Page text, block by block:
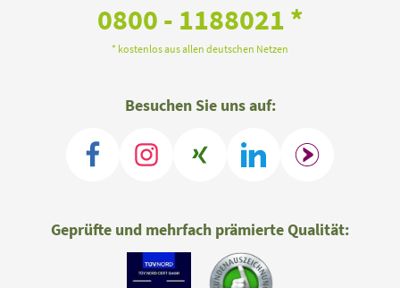
0800 - 1188021 *
* kostenlos aus allen deutschen Netzen
Besuchen Sie uns auf:
Geprüfte und mehrfach prämierte Qualität: